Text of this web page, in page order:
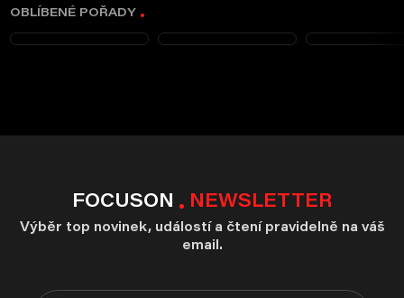
OBLÍBENÉ POŘADY
FOCUSON NEWSLETTER
Výběr top novinek, událostí a čtení pravidelně na váš
email.